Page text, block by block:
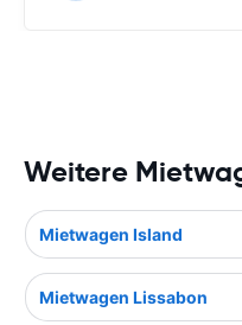
Weitere
Mietwagen Island
Mietwagen Lissabon